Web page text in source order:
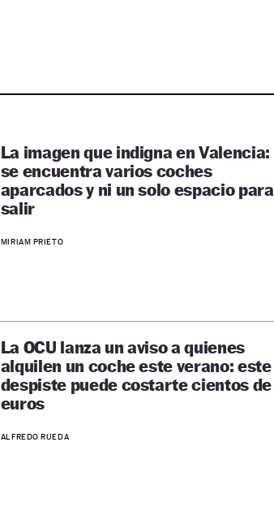
La imagen que indigna en Valencia:
se encuentra varios coches
aparcados y ni un solo espacio para
salir
MIRIAM PRIETO
La OCU lanza un aviso a quienes
alquilen un coche este verano: este
despiste puede costarte cientos de
euros
ALFREDO RUEDA